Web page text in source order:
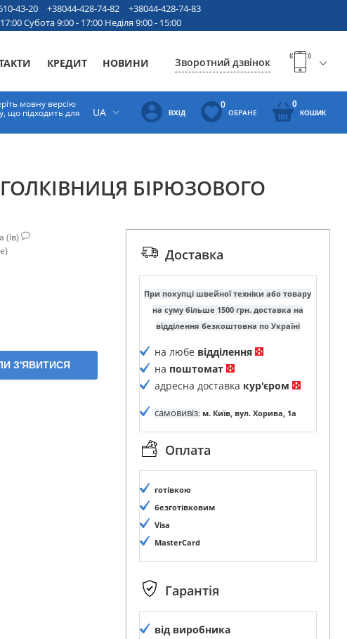
43-20 +38044-428-74-82
+38044-428-74-83
Субота 9:00 - 17:00 Неділя 9:00 - 15:00
КРЕДИТ НОВИНИ Зворотний дзвінок
мовну версію
що підходить для UA ВХІД
0
ОБРАНЕ
0
КОШИК
БІРЮЗОВОГО
(ів)
З'ЯВИТИСЯ
Доставка
При покупці швейної техніки або товару
на суму більше 1500 грн. доставка на
відділення безкоштовна по Україні
на любе відділення
на поштомат
адресна доставка кур'єром
самовивіз: м. Київ, вул. Хорива, 1а
Оплата
готівкою
безготівковим
Visa
MasterCard
Гарантія
від виробника